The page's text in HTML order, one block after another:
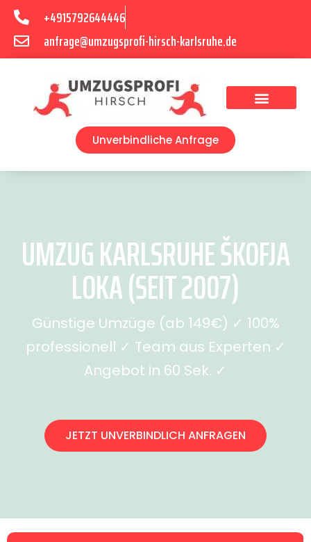
+4915792644446
anfrage@umzugsprofi-hirsch-karlsruhe.de
Unverbindliche Anfrage
UMZUG KARLSRUHE ŠKOFJA
LOKA (SEIT 2007)
Günstige Umzüge (ab 149€) ✓ 100%
professionell ✓ Team aus Experten ✓
Angebot in 60 Sek. ✓
JETZT UNVERBINDLICH ANFRAGEN